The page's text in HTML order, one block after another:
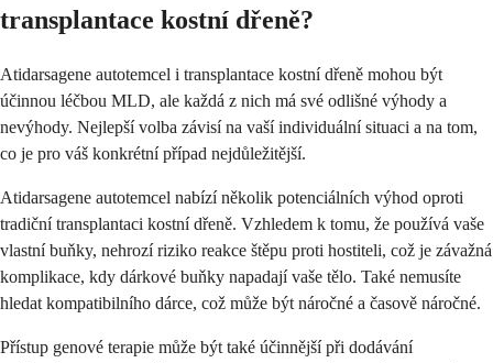
transplantace kostní dřeně?
Atidarsagene autotemcel i transplantace kostní dřeně mohou být
účinnou léčbou MLD, ale každá z nich má své odlišné výhody a
nevýhody. Nejlepší volba závisí na vaší individuální situaci a na tom,
co je pro váš konkrétní případ nejdůležitější.
Atidarsagene autotemcel nabízí několik potenciálních výhod oproti
tradiční transplantaci kostní dřeně. Vzhledem k tomu, že používá vaše
vlastní buňky, nehrozí riziko reakce štěpu proti hostiteli, což je závažná
komplikace, kdy dárkové buňky napadají vaše tělo. Také nemusíte
hledat kompatibilního dárce, což může být náročné a časově náročné.
Přístup genové terapie může být také účinnější při dodávání